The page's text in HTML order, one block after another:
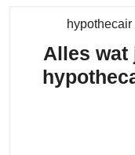
Alles wat